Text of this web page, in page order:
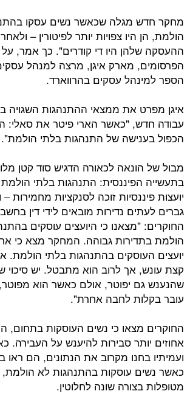
מגלה שכאשר נשים עסקו בהתנהגות בלתי
צפויות יותר לפיטורין – ולאחר מכן סיכויי
היו די קודרים". כך אמר, על פי
מארק איגן, מרצה למנהל עסקים בבית
עסקים בהרווארד.
את ממצאי ההתנהגות השגויה במאמר
"כאשר הארי פיטר את סאלי: הסטנדרט
של התנהגות בלתי הולמת".
לכאורה הדגיש סוד קטן מלוכלך
התנהגות בלתי הולמת על ידי
זוכה לסנקציות מחמירות – ויועצים
נדירות מובאים לידי דין בחשבון, לדברי
כי היועצים עוסקים בהתנהגות לא
הולמת בתדירות גבוהה. המחקר מצא כי אחד מכל 12
בהתנהגות בלתי הולמת. אמנם יש
קצת עונש, אך לרוב הוא מתבטל. יש סיכוי של 50-50
יפוטר, אולם כאשר הוא מפוטר, הוא לרוב
לחבה אחרת".
החוקרים מצאו כי נשים העוסקות בתחום, היו ב- 20
סבירות להיענש על העבירה. כאשר איגן
מקרוב את הנתונים, הם ראו בבירור כי
עוסקות בהתנהגות לא הולמת, הן
שונה לחלוטין.